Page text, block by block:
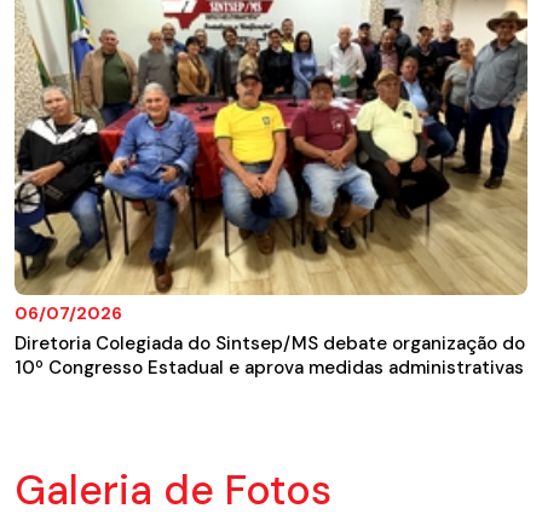
06/07/2026
Diretoria Colegiada do Sintsep/MS debate organização do
10º Congresso Estadual e aprova medidas administrativas
Galeria de Fotos